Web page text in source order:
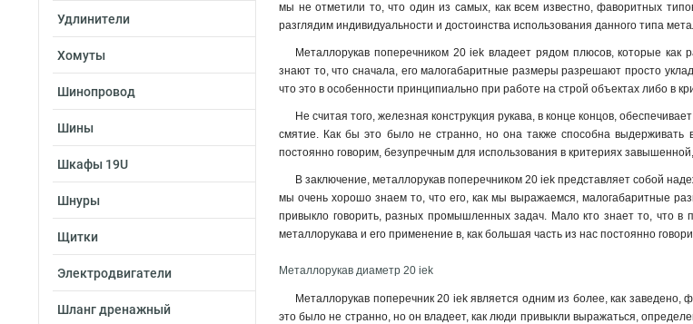
Удлинители
Хомуты
Шинопровод
Шины
Шкафы 19U
Шнуры
Щитки
Электродвигатели
Шланг дренажный
мы не отметили то, что один из самых, как всем известно, фаворитных
разглядим индивидуальности и достоинства использования данного типа
Металлорукав поперечником 20 iek владеет рядом плюсов, которые
знают то, что сначала, его малогабаритные размеры разрешают просто
что это в особенности принципиально при работе на строй объектах либо в
Не считая того, железная конструкция рукава, в конце концов,
смятие. Как бы это было не странно, но она также способна
постоянно говорим, безупречным для использования в критериях
В заключение, металлорукав поперечником 20 iek представляет собой
мы очень хорошо знаем то, что его, как мы выражаемся, малогабаритные
привыкло говорить, разных промышленных задач. Мало кто знает то, что
металлорукава и его применение в, как большая часть из нас постоянно
Металлорукав диаметр 20 iek
Металлорукав поперечник 20 iek является одним из более, как
это было не странно, но он владеет, как люди привыкли выражаться,